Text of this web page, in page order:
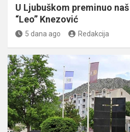
U Ljubuškom preminuo
“Leo” Knezović
5 dana ago Redakcija